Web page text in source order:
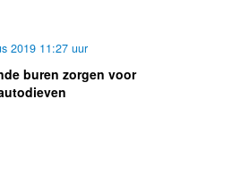
2019 11:27 uur
buren zorgen voor